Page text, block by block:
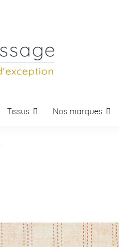
Tissus Nos marques